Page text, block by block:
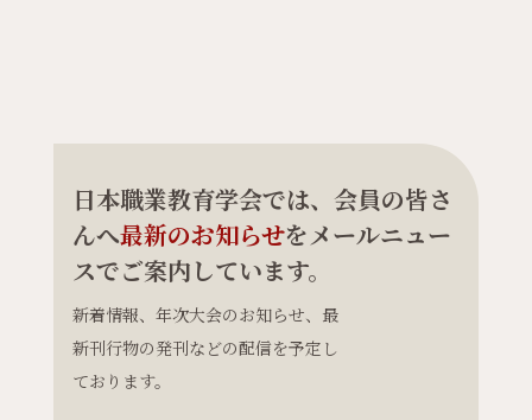
日本職業教育学会では、会員の皆さ
んへ最新のお知らせをメールニュー
スでご案内しています。
新着情報、年次大会のお知らせ、最
新刊行物の発刊などの配信を予定し
ております。